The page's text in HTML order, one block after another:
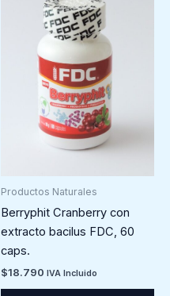
Productos Naturales
Berryphit Cranberry con
extracto bacilus FDC, 60
caps.
$18.790 IVA Incluido